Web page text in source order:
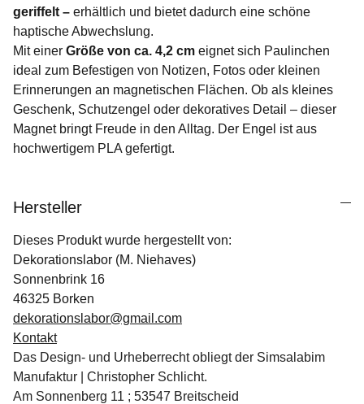
geriffelt – erhältlich und bietet dadurch eine schöne
haptische Abwechslung.
Mit einer Größe von ca. 4,2 cm eignet sich Paulinchen
ideal zum Befestigen von Notizen, Fotos oder kleinen
Erinnerungen an magnetischen Flächen. Ob als kleines
Geschenk, Schutzengel oder dekoratives Detail – dieser
Magnet bringt Freude in den Alltag. Der Engel ist aus
hochwertigem PLA gefertigt.
Hersteller
Dieses Produkt wurde hergestellt von:
Dekorationslabor (M. Niehaves)
Sonnenbrink 16
46325 Borken
dekorationslabor@gmail.com
Kontakt
Das Design- und Urheberrecht obliegt der Simsalabim
Manufaktur | Christopher Schlicht.
Am Sonnenberg 11 ; 53547 Breitscheid